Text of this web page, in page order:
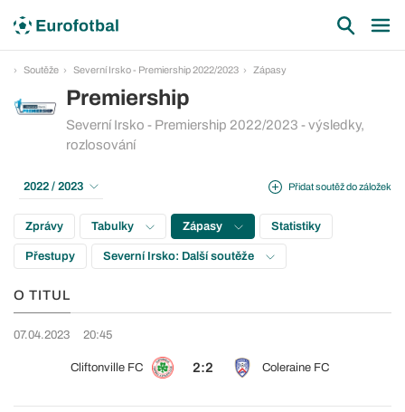
Soutěže Severní Irsko - Premiership 2022/2023 Zápasy
Premiership
Severní Irsko - Premiership 2022/2023 - výsledky,
rozlosování
Přidat soutěž do záložek
2022 / 2023
Zprávy Tabulky Zápasy Statistiky
Přestupy Severní Irsko: Další soutěže
O TITUL
07.04.2023 20:45
Cliftonville FC 2:2 Coleraine FC